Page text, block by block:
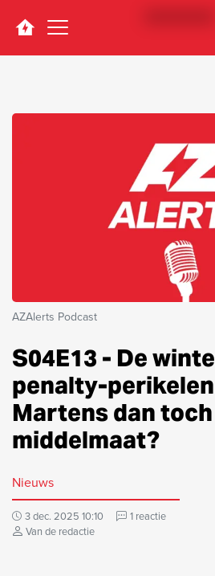
Navigation
AZAlerts Podcast
S04E13 - De
penalty-
Martens dan toch
middelmaat?
Nieuws
3 dec. 2025 10:10
1 reactie
Van de redactie